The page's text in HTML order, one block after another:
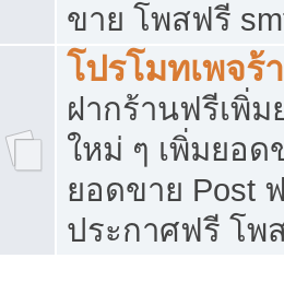
ขาย โพสฟรี
โปรโมทเพจร้
ฝากร้านฟรีเพิ่
ใหม่ ๆ เพิ่มยอด
ยอดขาย Post
ประกาศฟรี โพ